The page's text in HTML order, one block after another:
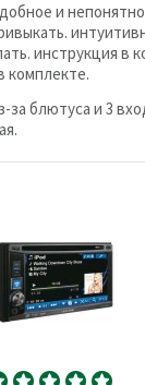
и
инструкция в
комплекте.
за блютуса и 3